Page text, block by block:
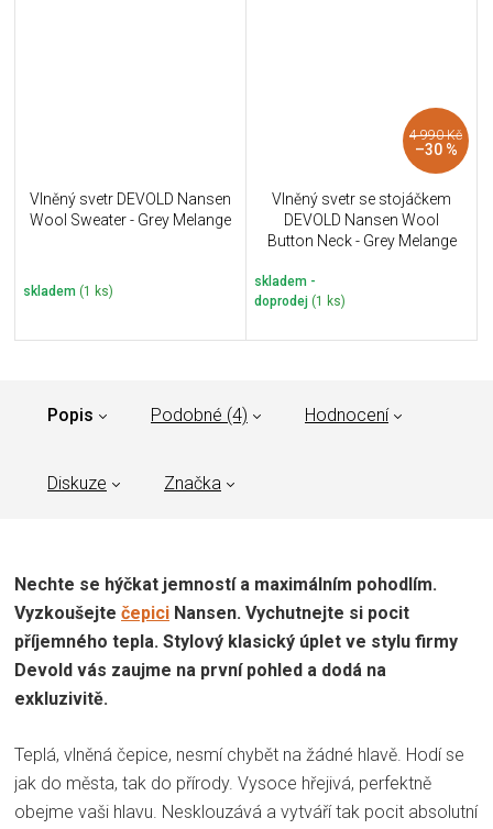
Vlněný svetr DEVOLD Nansen
Wool Sweater - Grey Melange
skladem (1 ks)
4 990 Kč
–30 %
Vlněný svetr se stojáčkem
DEVOLD Nansen Wool
Button Neck - Grey Melange
skladem -
doprodej (1 ks)
Popis Podobné (4) Hodnocení
Diskuze Značka
Nechte se hýčkat jemností a maximálním pohodlím.
Vyzkoušejte čepici Nansen. Vychutnejte si pocit
příjemného tepla. Stylový klasický úplet ve stylu firmy
Devold vás zaujme na první pohled a dodá na
exkluzivitě.
Teplá, vlněná čepice, nesmí chybět na žádné hlavě. Hodí se
jak do města, tak do přírody. Vysoce hřejivá, perfektně
obejme vaši hlavu. Nesklouzává a vytváří tak pocit absolutní